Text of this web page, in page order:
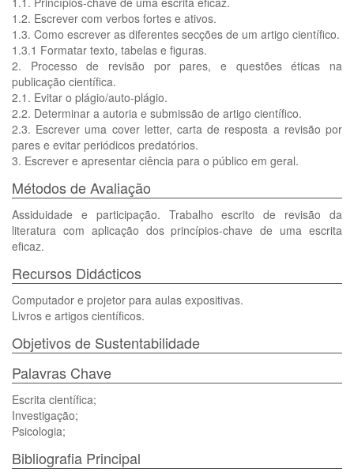
1.2. Escrever com verbos fortes e ativos.
1.3. Como escrever as diferentes secções de um artigo científico.
1.3.1 Formatar texto, tabelas e figuras.
2. Processo de revisão por pares, e questões éticas na
publicação científica.
2.1. Evitar o plágio/auto-plágio.
2.2. Determinar a autoria e submissão de artigo científico.
2.3. Escrever uma cover letter, carta de resposta a revisão por
pares e evitar periódicos predatórios.
3. Escrever e apresentar ciência para o público em geral.
Métodos de Avaliação
Assiduidade e participação. Trabalho escrito de revisão da
literatura com aplicação dos princípios-chave de uma escrita
eficaz.
Recursos Didácticos
Computador e projetor para aulas expositivas.
Livros e artigos científicos.
Objetivos de Sustentabilidade
Palavras Chave
Escrita científica;
Investigação;
Psicologia;
Bibliografia Principal